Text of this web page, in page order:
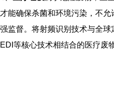
才能确保杀菌和环境污染，不
强监督。将射频识别技术与全
EDI等核心技术相结合的医疗废